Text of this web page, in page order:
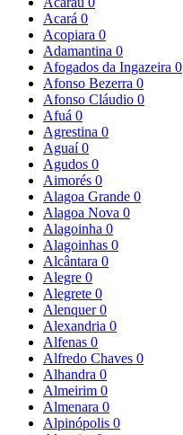
Acará 0
Acopiara 0
Adamantina 0
Afogados da Ingazeira 0
Afonso Bezerra 0
Afonso Cláudio 0
Afuá 0
Agrestina 0
Aguaí0
Agudos 0
Aimorés 0
Alagoa Grande 0
Alagoa Nova 0
Alagoinha 0
Alagoinhas 0
Alcântara 0
Alegre 0
Alegrete 0
Alenquer0
Alexandria 0
Alfenas 0
Alfredo Chaves 0
Alhandra 0
Almeirim 0
Almenara 0
Alpinópolis 0